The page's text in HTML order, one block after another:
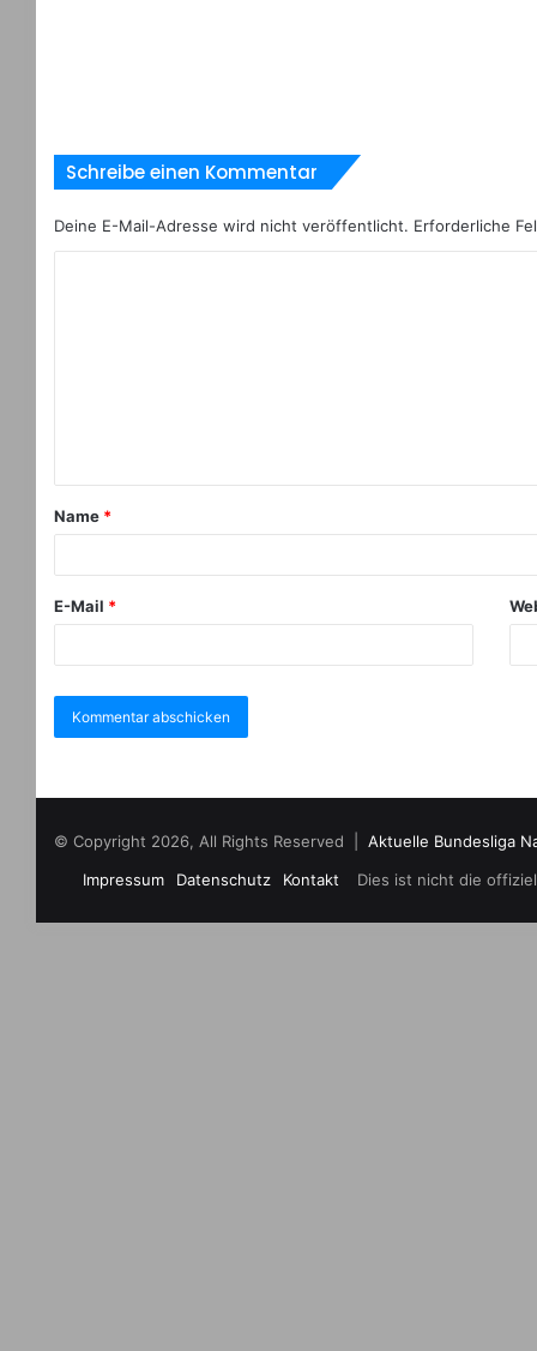
Schreibe einen Kommentar
Deine E-Mail-Adresse wird nicht veröffentlicht. Erforderliche
Name *
E-Mail *
© Copyright 2026, All Rights Reserved | Aktuelle Bundesliga
Dies ist nicht die
Impressum Datenschutz Kontakt